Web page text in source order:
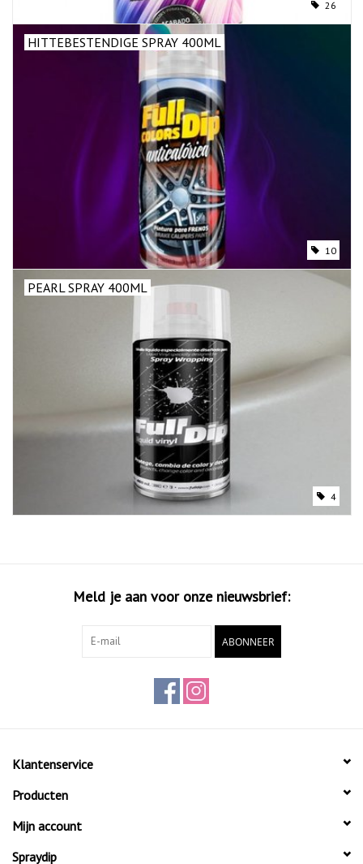
26
HITTEBESTENDIGE SPRAY 400ML
10
PEARL SPRAY 400ML
4
Meld je aan voor onze nieuwsbrief:
ABONNEER
Klantenservice
Producten
Mijn account
Spraydip